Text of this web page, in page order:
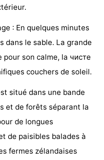
: En quelques minutes
dans le sable. La grande
son calme, la чисте
couchers de soleil.
situé dans une bande
et de forêts séparant la
de longues
de paisibles balades à
fermes zélandaises